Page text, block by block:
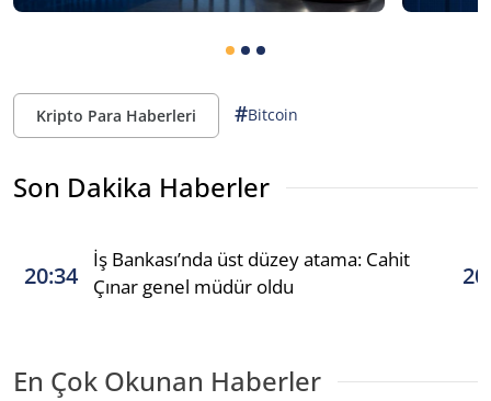
Kripto Para Haberleri #Bitcoin
Son Dakika Haberler
20:34
İş Bankası’nda üst düzey atama: Cahit
Çınar genel müdür oldu
En Çok Okunan Haberler